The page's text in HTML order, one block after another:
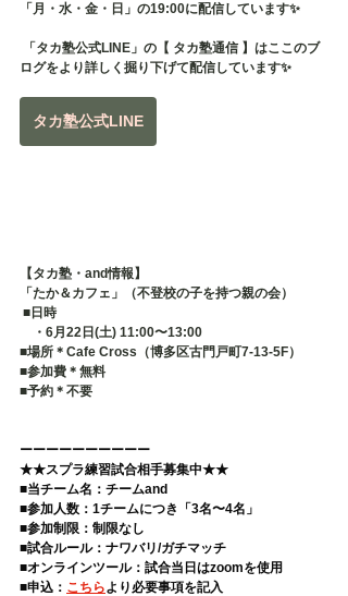
「月・水・金・日」の19:00に配信しています✨
「タカ塾公式LINE」の【 タカ塾通信 】はここのブ
ログをより詳しく掘り下げて配信しています✨
タカ塾公式LINE
【タカ塾・and情報】
「たか＆カフェ」（不登校の子を持つ親の会）
■日時
・6月22日(土) 11:00〜13:00
■場所＊Cafe Cross（博多区古門戸町7-13-5F）
■参加費＊無料
■予約＊不要
ーーーーーーーーーー
★★スプラ練習試合相手募集中★★
■当チーム名：チームand
■参加人数：1チームにつき「3名〜4名」
■参加制限：制限なし
■試合ルール：ナワバリ/ガチマッチ
■オンラインツール：試合当日はzoomを使用
■申込： こちらより必要事項を記入